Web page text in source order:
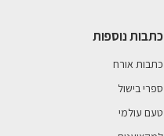
כתבות נוספות
כתבות אורח
ספרי בישול
טעם עולמי